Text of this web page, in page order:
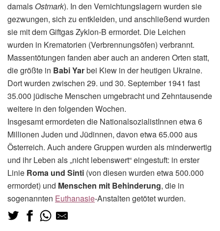
damals Ostmark). In den Vernichtungslagern wurden sie
gezwungen, sich zu entkleiden, und anschließend wurden
sie mit dem Giftgas Zyklon-B ermordet. Die Leichen
wurden in Krematorien (Verbrennungsöfen) verbrannt.
Massentötungen fanden aber auch an anderen Orten statt,
die größte in Babi Yarbei Kiew in der heutigen Ukraine.
Dort wurden zwischen 29. und 30. September 1941 fast
35.000 jüdische Menschen umgebracht und Zehntausende
weitere in den folgenden Wochen.
Insgesamt ermordeten die NationalsozialistInnen etwa 6
Millionen Juden und Jüdinnen, davon etwa 65.000 aus
Österreich. Auch andere Gruppen wurden als minderwertig
und ihr Leben als „nicht lebenswert“ eingestuft: in erster
Linie Roma und Sinti (von diesen wurden etwa 500.000
ermordet) und Menschen mit Behinderung, die in
sogenannten Euthanasie-Anstalten getötet wurden.